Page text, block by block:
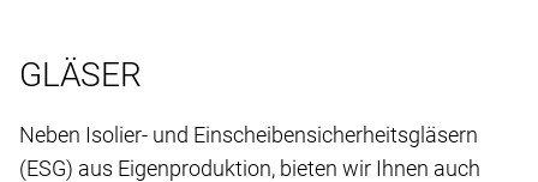
GLÄSER
Neben Isolier- und Einscheibensicherheitsgläsern
(ESG) aus Eigenproduktion, bieten wir Ihnen auch